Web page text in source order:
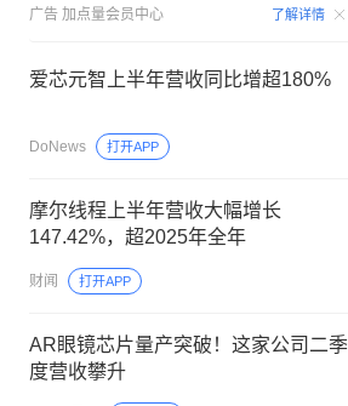
广告 加点量会员中心 了解详情
爱芯元智上半年营收同比增超180%
DoNews 打开APP
摩尔线程上半年营收大幅增长
147.42%，超2025年全年
财闻 打开APP
AR眼镜芯片量产突破！这家公司二季
度营收攀升